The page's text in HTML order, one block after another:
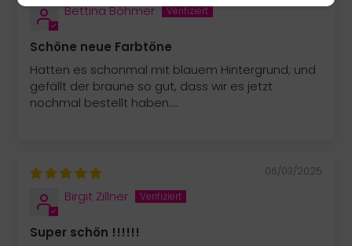
Bettina Böhmer
Schöne neue Farbtöne
Hatten es schonmal mit blauem Hintergrund; und
gefällt der braune so gut, dass wir es jetzt
nochmal bestellt haben....
06/03/2025
Birgit Zillner
Super schön !!!!!!